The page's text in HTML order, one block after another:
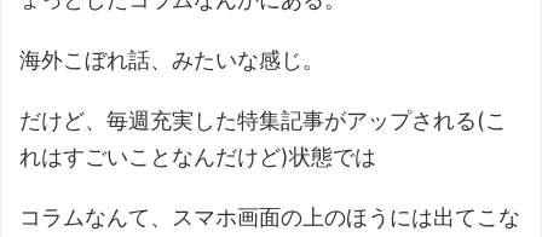
海外こぼれ話、みたいな感じ。
だけど、毎週充実した特集記事がアップされる(こ
れはすごいことなんだけど)状態では
コラムなんて、スマホ画面の上のほうには出てこな